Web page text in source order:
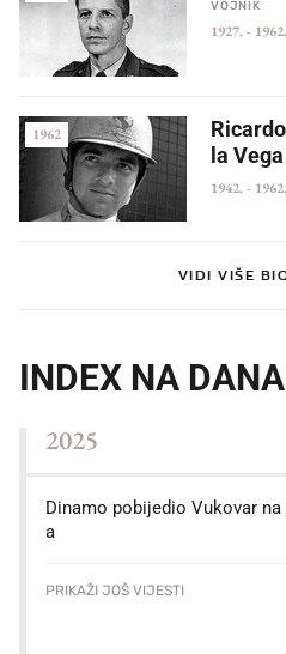
VOJNIK
1927.- 1962.
la Vega
1942.- 1962.
1962
VIDI VIŠE
INDEX NA
2025
Dinamo pobijedio Vukovar
a
PRIKAŽI JOŠ VIJESTI